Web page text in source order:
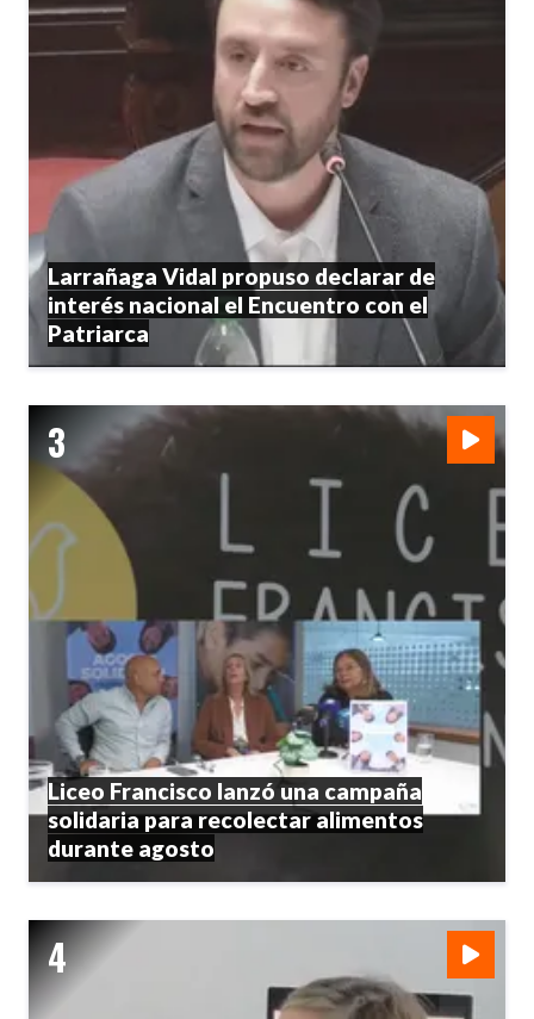
Larrañaga Vidal propuso declarar de
interés nacional el Encuentro con el
Patriarca
Liceo Francisco lanzó una campaña
solidaria para recolectar alimentos
durante agosto